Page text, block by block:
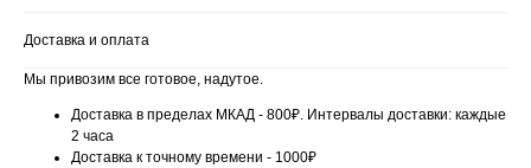
Доставка и оплата
Мы привозим все готовое, надутое.
Доставка в пределах МКАД - 800₽. Интервалы доставки: каждые
2 часа
Доставка к точному времени - 1000₽